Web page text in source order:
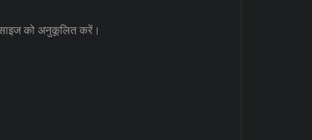
को अनुकूलित करें।